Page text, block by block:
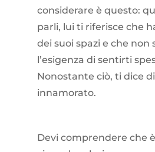
considerare è questo:
parli, lui ti riferisce che
dei suoi spazi e che non
l’esigenza di sentirti
Nonostante ciò, ti dice
innamorato.
Devi comprendere che